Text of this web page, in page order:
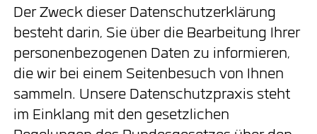
Der Zweck dieser Datenschutzerklärung
besteht darin, Sie über die Bearbeitung Ihrer
personenbezogenen Daten zu informieren,
die wir bei einem Seitenbesuch von Ihnen
sammeln. Unsere Datenschutzpraxis steht
im Einklang mit den gesetzlichen